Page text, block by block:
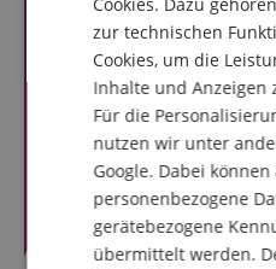
zur technischen
Cookies, um die
Inhalte und Anzeigen
Für die
nutzen wir unter
Google. Dabei können
personenbezogene
gerätebezogene
übermittelt werden.